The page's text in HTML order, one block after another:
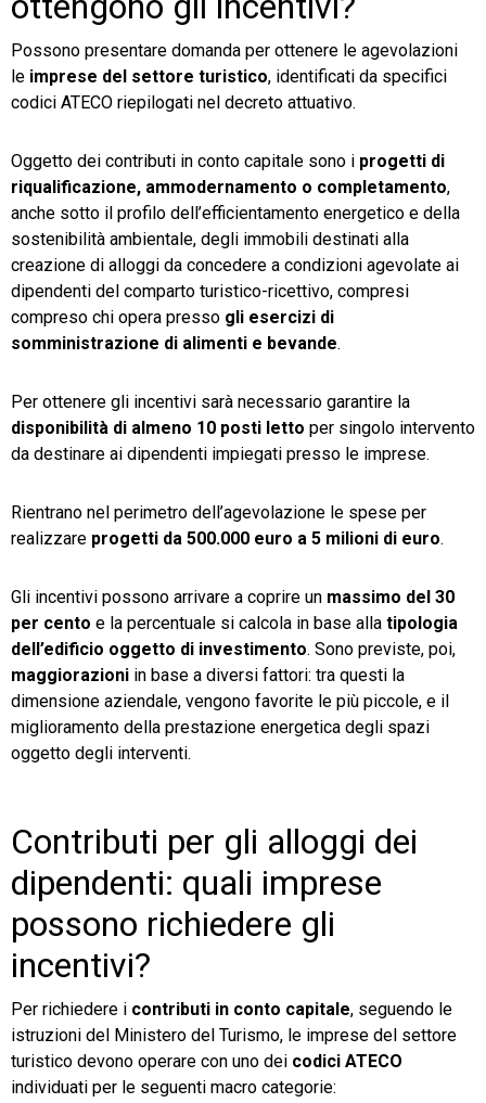
Possono presentare domanda per ottenere le agevolazioni
le imprese del settore turistico, identificati da specifici
codici ATECO riepilogati nel decreto attuativo.
Oggetto dei contributi in conto capitale sono i progetti di
riqualificazione, ammodernamento o completamento,
anche sotto il profilo dell’efficientamento energetico e della
sostenibilità ambientale, degli immobili destinati alla
creazione di alloggi da concedere a condizioni agevolate ai
dipendenti del comparto turistico-ricettivo, compresi
compreso chi opera presso gli esercizi di
somministrazione di alimenti e bevande.
Per ottenere gli incentivi sarà necessario garantire la
disponibilità di almeno 10 posti letto per singolo intervento
da destinare ai dipendenti impiegati presso le imprese.
Rientrano nel perimetro dell’agevolazione le spese per
realizzare progetti da 500.000 euro a 5 milioni di euro.
Gli incentivi possono arrivare a coprire un massimo del 30
per cento e la percentuale si calcola in base alla tipologia
dell’edificio oggetto di investimento. Sono previste, poi,
maggiorazioni in base a diversi fattori: tra questi la
dimensione aziendale, vengono favorite le più piccole, e il
miglioramento della prestazione energetica degli spazi
oggetto degli interventi.
Contributi per gli alloggi dei
dipendenti: quali imprese
possono richiedere gli
incentivi?
Per richiedere i contributi in conto capitale, seguendo le
istruzioni del Ministero del Turismo, le imprese del settore
turistico devono operare con uno dei codici ATECO
individuati per le seguenti macro categorie: